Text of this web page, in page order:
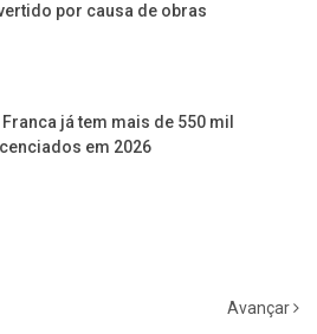
por causa de obras
já tem mais de 550 mil
em 2026
Avançar